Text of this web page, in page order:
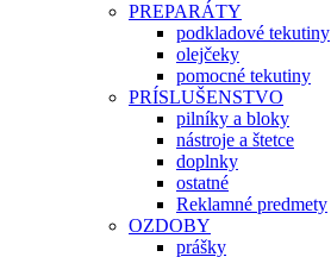
PREPARÁTY
podkladové tekutiny
olejčeky
pomocné tekutiny
PRÍSLUŠENSTVO
pilníky a bloky
nástroje a štetce
doplnky
ostatné
Reklamné predmety
OZDOBY
prášky